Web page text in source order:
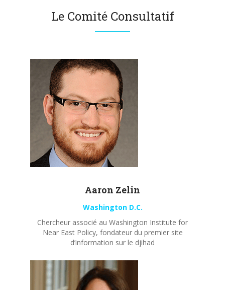
Le Comité Consultatif
Aaron Zelin
Washington D.C.
Chercheur associé au Washington Institute for
Near East Policy, fondateur du premier site
d’information sur le djihad